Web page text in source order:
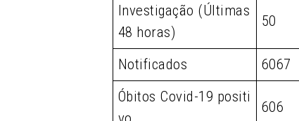
Investigação (Últimas
48 horas)
50
Notificados 6067
Óbitos Covid-19 positi
606